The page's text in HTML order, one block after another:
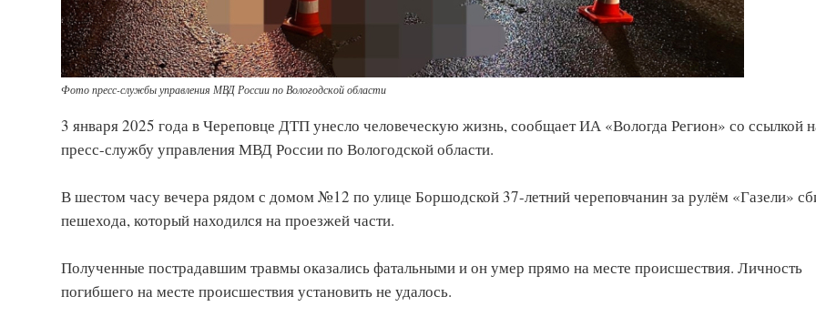
Фото пресс-службы управления МВД России по Вологодской области
3 января 2025 года в Череповце ДТП унесло человеческую жизнь, сообщает ИА «Вологда Регион» со ссылкой
пресс-службу управления МВД России по Вологодской области.
В шестом часу вечера рядом с домом №12 по улице Боршодской 37-летний череповчанин за рулём «Газели»
пешехода, который находился на проезжей части.
Полученные пострадавшим травмы оказались фатальными и он умер прямо на месте происшествия. Личность
погибшего на месте происшествия установить не удалось.